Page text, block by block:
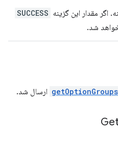
اگر مقدار این گزینه SUCCESS
شد.
getOptionGroups ارسال شد.